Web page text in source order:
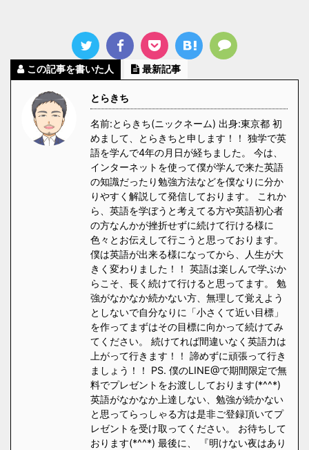
この記事を書いた人 最新記事
とらきち
名前:とらきち(ニックネーム) 出身:東京都 初
めまして、とらきちと申します！！ 独学で英
語を学んで4年の月日が経ちました。 今は、
インターネットを使って僕が学んで来た英語
の知識だったり勉強方法などを僕なりに分か
りやすく解説して発信しております。 これか
ら、英語を学ぼうと考えてる方や英語初心者
の方なんかが挫折せずに続けて行ける様に
色々とお伝えして行こうと思っております。
僕は英語が出来る様になってから、人生が大
きく変わりました！！ 英語は楽しんで学ぶか
らこそ、長く続けて行けると思ってます。 勉
強がなかなか続かない方、無理して覚えよう
としないで自分なりに「小さくて近い目標」
を作ってまずはその目標に向かって続けてみ
てください。 続けてれば間違いなく英語力は
上がって行きます！！ 諦めずに頑張って行き
ましょう！！ PS. 僕のLINE@で期間限定で無
料でプレゼントをお渡ししております(*^^*)
英語がなかなか上達しない、勉強が続かない
と思ってらっしゃる方は是非ご登録頂いてプ
レゼントを受け取ってください。 お待ちして
おります(*^^*) 最後に、 『明けない夜はあり